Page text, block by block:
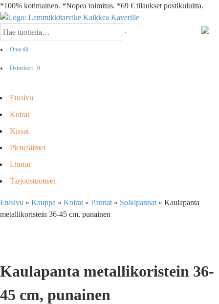
*100% kotimainen. *Nopea toimitus. *69 € tilaukset postikuluitta.
Oma tili
Ostoskori 0
Etusivu
Koirat
Kissat
Pieneläimet
Linnut
Tarjoustuotteet
Etusivu » Kauppa » Koirat » Pannat » Solkipannat » Kaulapanta
metallikoristein 36-45 cm, punainen
Kaulapanta metallikoristein 36-
45 cm, punainen